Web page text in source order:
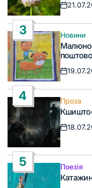
Дата
3
у
Новини
Дата
4
у
Проза
Дата
запису
5
у
Поезія